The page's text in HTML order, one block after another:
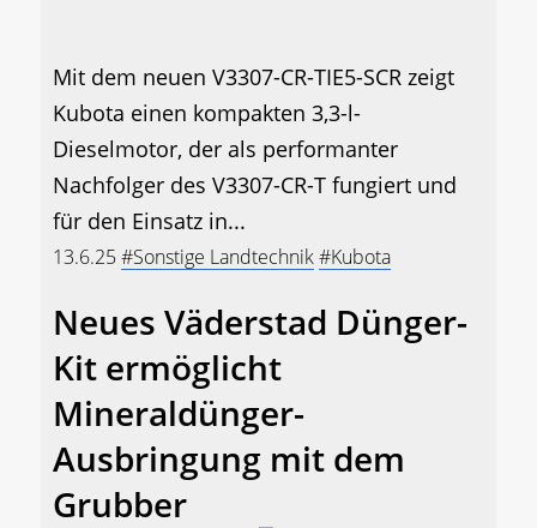
Mit dem neuen V3307-CR-TIE5-SCR zeigt
Kubota einen kompakten 3,3-l-
Dieselmotor, der als performanter
Nachfolger des V3307-CR-T fungiert und
für den Einsatz in...
13.6.25#Sonstige Landtechnik#Kubota
Neues Väderstad Dünger-
Kit ermöglicht
Mineraldünger-
Ausbringung mit dem
Grubber